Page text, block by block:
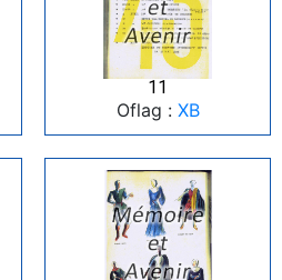
11
Oflag : XB